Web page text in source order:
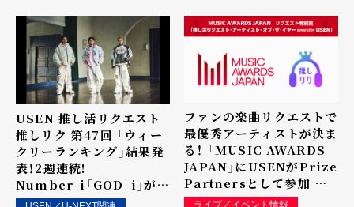
USEN 推し活リクエスト
推しリク 第47回 「ウィー
クリーランキング」結果発
表！2週連続!
Number_i「GOD_i」が1
位！ 上位ランクイン楽曲は
ファンの楽曲リクエストで
最優秀アーティストが決ま
る！ 「MUSIC AWARDS
JAPAN」にUSENがPrize
Partnersとして参加 リ
クエスト特別賞「推し活リ
ライブ／イベント情報